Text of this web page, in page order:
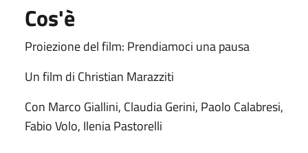
Cos'è
Proiezione del film: Prendiamoci una pausa
Un film di Christian Marazziti
Con Marco Giallini, Claudia Gerini, Paolo Calabresi,
Fabio Volo, Ilenia Pastorelli